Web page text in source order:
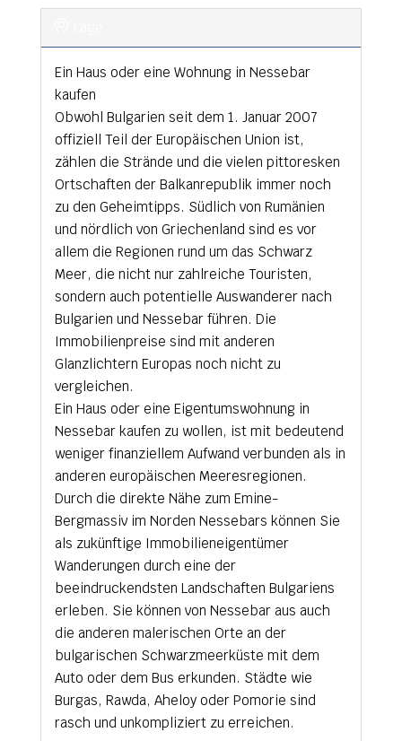
Ein Haus oder eine Wohnung in Nessebar
kaufen
Obwohl Bulgarien seit dem 1. Januar 2007
offiziell Teil der Europäischen Union ist,
zählen die Strände und die vielen pittoresken
Ortschaften der Balkanrepublik immer noch
zu den Geheimtipps. Südlich von Rumänien
und nördlich von Griechenland sind es vor
allem die Regionen rund um das Schwarz
Meer, die nicht nur zahlreiche Touristen,
sondern auch potentielle Auswanderer nach
Bulgarien und Nessebar führen. Die
Immobilienpreise sind mit anderen
Glanzlichtern Europas noch nicht zu
vergleichen.
Ein Haus oder eine Eigentumswohnung in
Nessebar kaufen zu wollen, ist mit bedeutend
weniger finanziellem Aufwand verbunden als in
anderen europäischen Meeresregionen.
Durch die direkte Nähe zum Emine-
Bergmassiv im Norden Nessebars können Sie
als zukünftige Immobilieneigentümer
Wanderungen durch eine der
beeindruckendsten Landschaften Bulgariens
erleben. Sie können von Nessebar aus auch
die anderen malerischen Orte an der
bulgarischen Schwarzmeerküste mit dem
Auto oder dem Bus erkunden. Städte wie
Burgas, Rawda, Aheloy oder Pomorie sind
rasch und unkompliziert zu erreichen.